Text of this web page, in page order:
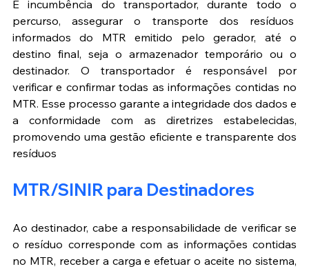
É incumbência do transportador, durante todo o
percurso, assegurar o transporte dos resíduos
informados do MTR emitido pelo gerador, até o
destino final, seja o armazenador temporário ou o
destinador. O transportador é responsável por
verificar e confirmar todas as informações contidas no
MTR. Esse processo garante a integridade dos dados e
a conformidade com as diretrizes estabelecidas,
promovendo uma gestão eficiente e transparente dos
resíduos
MTR/SINIR para Destinadores
Ao destinador, cabe a responsabilidade de verificar se
o resíduo corresponde com as informações contidas
no MTR, receber a carga e efetuar o aceite no sistema,